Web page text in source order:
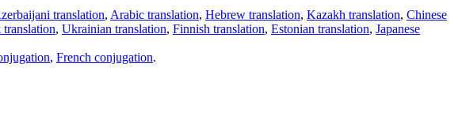
translation, Arabic translation, Hebrew translation, Kazakh translation, Chinese
, Ukrainian translation, Finnish translation, Estonian translation, Japanese
, French conjugation.